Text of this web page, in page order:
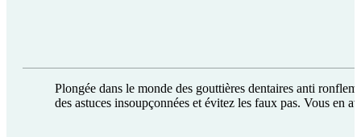
Plongée dans le monde des gouttières dentaires anti
des astuces insoupçonnées et évitez les faux pas. Vous en